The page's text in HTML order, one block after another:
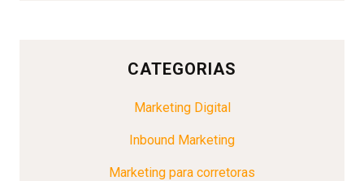
CATEGORIAS
Marketing Digital
Inbound Marketing
Marketing para corretoras